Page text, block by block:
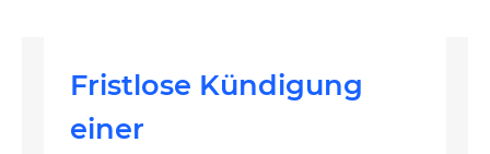
Fristlose Kündigung
einer